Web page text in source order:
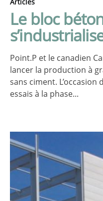
Le bloc
Point.P et le canadien
lancer la production à
sans ciment.
essais à la phase...